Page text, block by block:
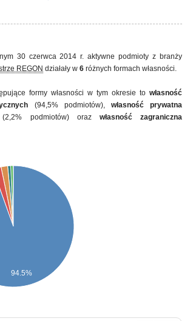
30 czerwca 2014 r. aktywne podmioty z branży
REGON działały w 6 różnych formach własności.
formy własności w tym okresie to własność
(94,5% podmiotów), własność prywatna
podmiotów) oraz własność zagraniczna
94.5%